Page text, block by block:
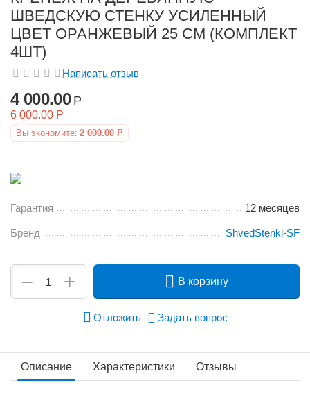
ШВЕДСКУЮ СТЕНКУ УСИЛЕННЫЙ
ЦВЕТ ОРАНЖЕВЫЙ 25 СМ (КОМПЛЕКТ
4ШТ)
Написать отзыв
4 000.00 Р
6 000.00 Р
Вы экономите: 2 000.00 Р
Гарантия 12 месяцев
Бренд ShvedStenki-SF
+
− В корзину
Отложить Задать вопрос
Описание Характеристики Отзывы